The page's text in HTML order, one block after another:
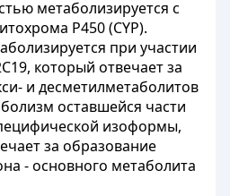
метаболизируется с
Р450 (CYP).
при участии
который отвечает за
и десметилметаболитов
оставшейся части
изоформы,
за образование
- основного метаболита